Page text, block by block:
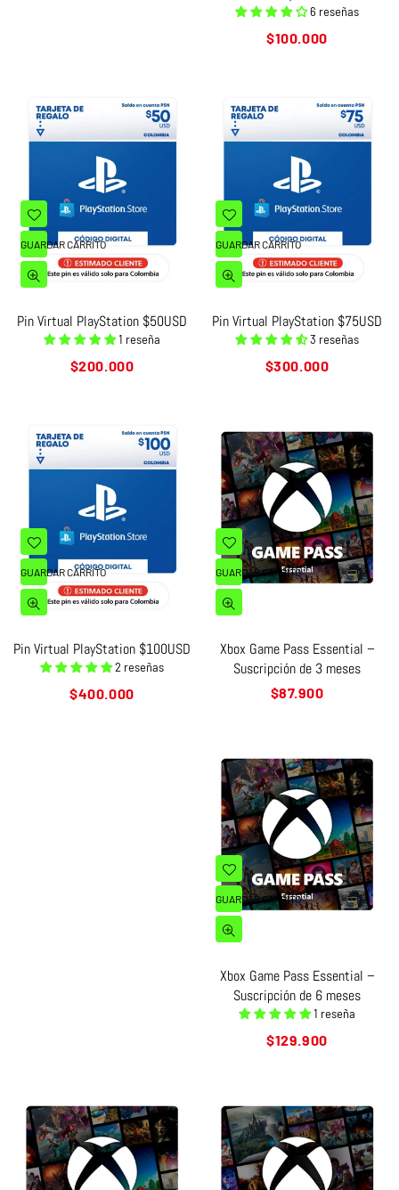
6 reseñas
Precio
$100.000
GUARDAR CARRITO
Pin Virtual PlayStation $50USD
1 reseña
Precio
$200.000
GUARDAR CARRITO
Pin Virtual PlayStation $75USD
3 reseñas
Precio
$300.000
GUARDAR CARRITO
Pin Virtual PlayStation $100USD
2 reseñas
Precio
$400.000
GUARDAR CARRITO
Xbox Game Pass Essential –
Suscripción de 3 meses
Precio
$87.900
GUARDAR CARRITO
Xbox Game Pass Essential –
Suscripción de 6 meses
1 reseña
Precio
$129.900